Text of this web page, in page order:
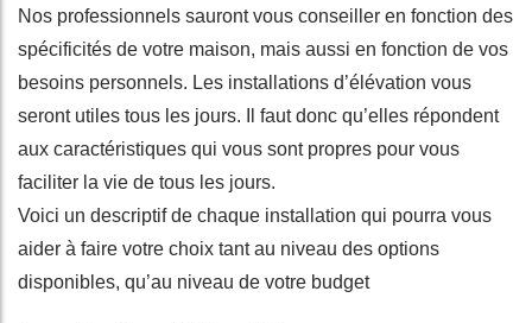
Nos professionnels sauront vous conseiller en fonction des
spécificités de votre maison, mais aussi en fonction de vos
besoins personnels. Les installations d’élévation vous
seront utiles tous les jours. Il faut donc qu’elles répondent
aux caractéristiques qui vous sont propres pour vous
faciliter la vie de tous les jours.
Voici un descriptif de chaque installation qui pourra vous
aider à faire votre choix tant au niveau des options
disponibles, qu’au niveau de votre budget